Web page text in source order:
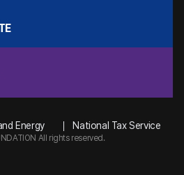
Energy National Tax Service
All rights reserved.